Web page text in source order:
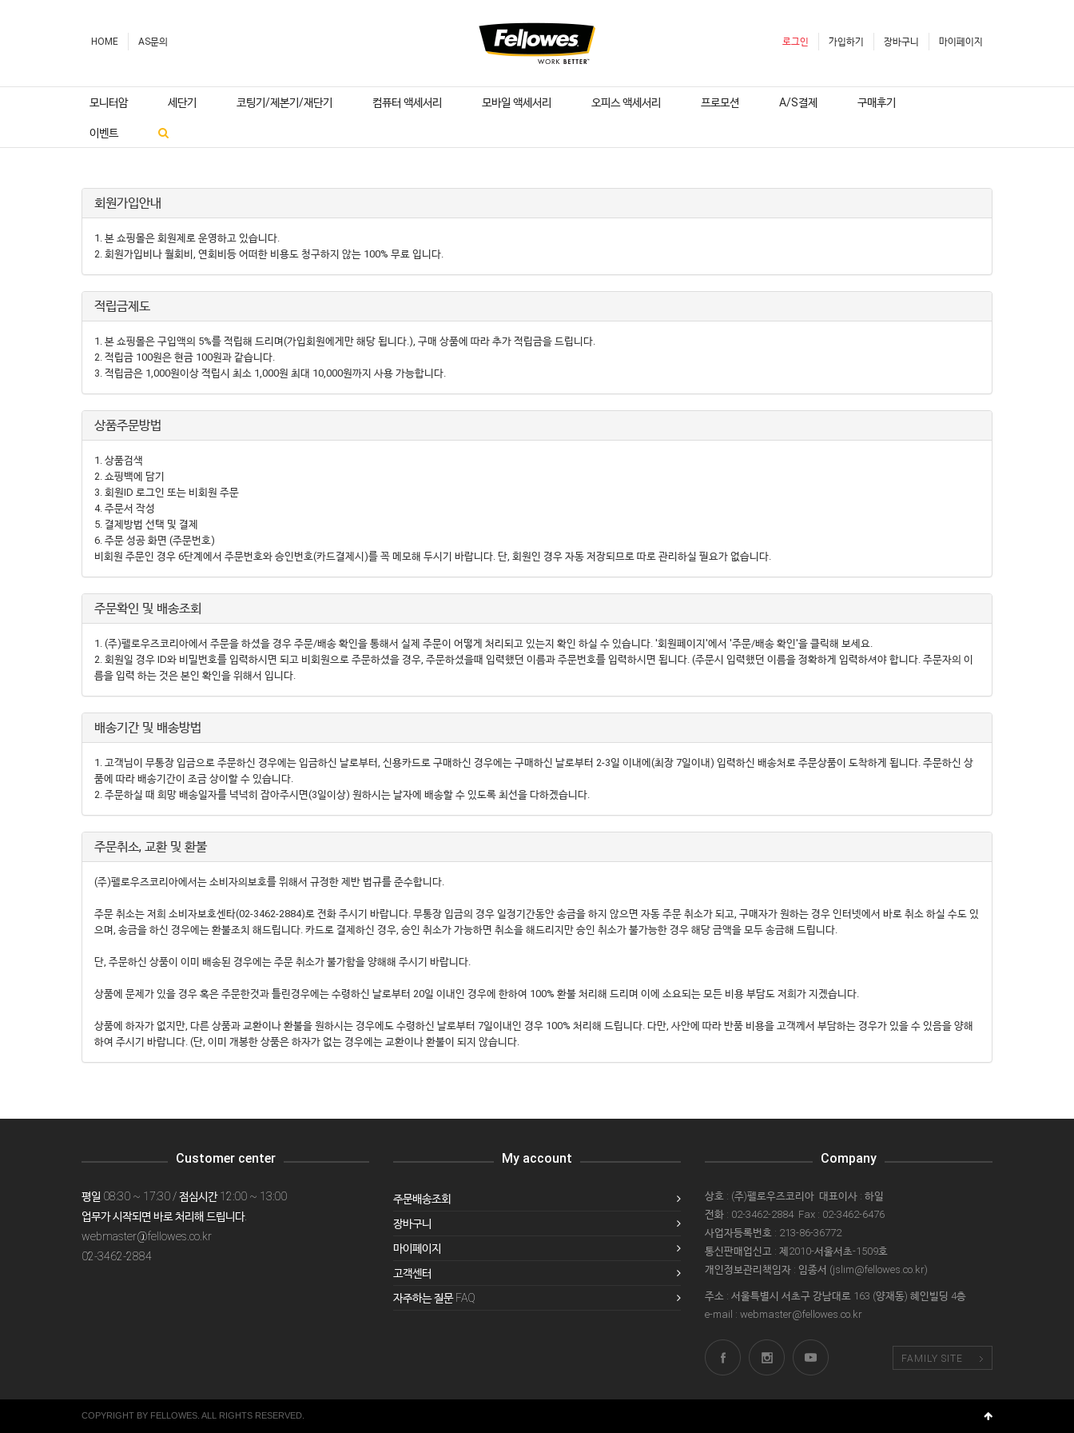
HOME AS문의 로그인 가입하기 장바구니 마이페이지
모니터암 세단기 코팅기/제본기/재단기 컴퓨터 액세서리 모바일 액세서리 오피스 액세서리 프로모션 A/S결제 구매후기
이벤트
회원가입안내
1. 본 쇼핑몰은 회원제로 운영하고 있습니다.
2. 회원가입비나 월회비, 연회비등 어떠한 비용도 청구하지 않는 100% 무료 입니다.
적립금제도
1. 본 쇼핑몰은 구입액의 5%를 적립해 드리며(가입회원에게만 해당 됩니다.), 구매 상품에 따라 추가 적립금을 드립니다.
2. 적립금 100원은 현금 100원과 같습니다.
3. 적립금은 1,000원이상 적립시 최소 1,000원 최대 10,000원까지 사용 가능합니다.
상품주문방법
1. 상품검색
2. 쇼핑백에 담기
3. 회원ID 로그인 또는 비회원 주문
4. 주문서 작성
5. 결제방법 선택 및 결제
6. 주문 성공 화면 (주문번호)
비회원 주문인 경우 6단계에서 주문번호와 승인번호(카드결제시)를 꼭 메모해 두시기 바랍니다. 단, 회원인 경우 자동 저장되므로 따로 관리하실 필요가 없습니다.
주문확인 및 배송조회
1. (주)펠로우즈코리아에서 주문을 하셨을 경우 주문/배송 확인을 통해서 실제 주문이 어떻게 처리되고 있는지 확인 하실 수 있습니다. '회원페이지'에서 '주문/배송 확인'을 클릭해 보세요.
2. 회원일 경우 ID와 비밀번호를 입력하시면 되고 비회원으로 주문하셨을 경우, 주문하셨을때 입력했던 이름과 주문번호를 입력하시면 됩니다. (주문시 입력했던 이름을 정확하게 입력하셔야 합니다. 주문자의 이
름을 입력 하는 것은 본인 확인을 위해서 입니다.
배송기간 및 배송방법
1. 고객님이 무통장 입금으로 주문하신 경우에는 입금하신 날로부터, 신용카드로 구매하신 경우에는 구매하신 날로부터 2-3일 이내에(최장 7일이내) 입력하신 배송처로 주문상품이 도착하게 됩니다. 주문하신 상
품에 따라 배송기간이 조금 상이할 수 있습니다.
2. 주문하실 때 희망 배송일자를 넉넉히 잡아주시면(3일이상) 원하시는 날자에 배송할 수 있도록 최선을 다하겠습니다.
주문취소, 교환 및 환불
(주)펠로우즈코리아에서는 소비자의보호를 위해서 규정한 제반 법규를 준수합니다.
주문 취소는 저희 소비자보호센타(02-3462-2884)로 전화 주시기 바랍니다. 무통장 입금의 경우 일정기간동안 송금을 하지 않으면 자동 주문 취소가 되고, 구매자가 원하는 경우 인터넷에서 바로 취소 하실 수도 있
으며, 송금을 하신 경우에는 환불조치 해드립니다. 카드로 결제하신 경우, 승인 취소가 가능하면 취소을 해드리지만 승인 취소가 불가능한 경우 해당 금액을 모두 송금해 드립니다.
단, 주문하신 상품이 이미 배송된 경우에는 주문 취소가 불가함을 양해해 주시기 바랍니다.
상품에 문제가 있을 경우 혹은 주문한것과 틀린경우에는 수령하신 날로부터 20일 이내인 경우에 한하여 100% 환불 처리해 드리며 이에 소요되는 모든 비용 부담도 저희가 지겠습니다.
상품에 하자가 없지만, 다른 상품과 교환이나 환불을 원하시는 경우에도 수령하신 날로부터 7일이내인 경우 100% 처리해 드립니다. 다만, 사안에 따라 반품 비용을 고객께서 부담하는 경우가 있을 수 있음을 양해
하여 주시기 바랍니다. (단, 이미 개봉한 상품은 하자가 없는 경우에는 교환이나 환불이 되지 않습니다.
Customer center
평일 08:30 ~ 17:30 / 점심시간 12:00 ~ 13:00
업무가 시작되면 바로 처리해 드립니다.
webmaster@fellowes.co.kr
02-3462-2884
My account
주문배송조회
장바구니
마이페이지
고객센터
자주하는 질문 FAQ
Company
상호 : (주)펠로우즈코리아 대표이사 : 하일
전화 : 02-3462-2884 Fax : 02-3462-6476
사업자등록번호 : 213-86-36772
통신판매업신고 : 제2010-서울서초-1509호
개인정보관리책임자 : 임종서 (jslim@fellowes.co.kr)
주소 : 서울특별시 서초구 강남대로 163 (양재동) 혜인빌딩 4층
e-mail : webmaster@fellowes.co.kr
FAMILY SITE
COPYRIGHT BY FELLOWES. ALL RIGHTS RESERVED.